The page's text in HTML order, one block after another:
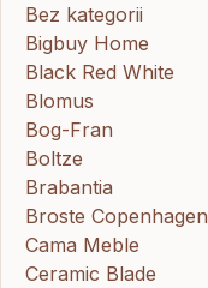
Bez kategorii
Bigbuy Home
Black Red White
Blomus
Bog-Fran
Boltze
Brabantia
Broste Copenhagen
Cama Meble
Ceramic Blade